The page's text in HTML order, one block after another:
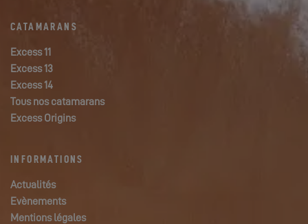
CATAMARANS
Excess 11
Excess 13
Excess 14
Tous nos catamarans
Excess Origins
INFORMATIONS
Actualités
Evènements
Mentions légales